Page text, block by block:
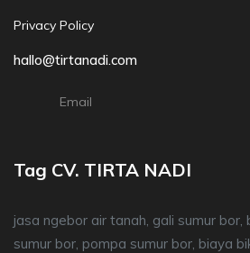
Privacy Policy
hallo@tirtanadi.com
Email
Tag CV. TIRTA NADI
jasa ngebor air tanah, gali sumur
sumur bor, pompa sumur bor, biaya